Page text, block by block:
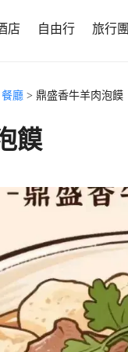
店 自由行 旅行團
餐廳 > 鼎盛香牛羊肉泡饃
饃